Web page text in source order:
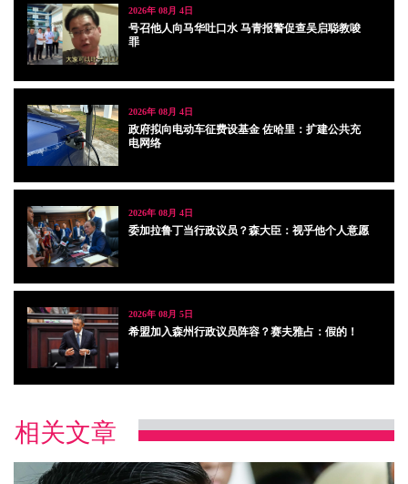
2026年 08月 4日
号召他人向马华吐口水 马青报警促查吴启聪教唆
罪
2026年 08月 4日
政府拟向电动车征费设基金 佐哈里：扩建公共充
电网络
2026年 08月 4日
委加拉鲁丁当行政议员？森大臣：视乎他个人意愿
2026年 08月 5日
希盟加入森州行政议员阵容？赛夫雅占：假的！
相关文章